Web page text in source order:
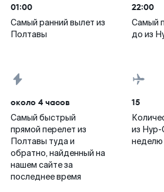
01:00
Самый ранний вылет из
Полтавы
22:00
Самый
до из
около 4 часов
Самый быстрый
прямой перелет из
Полтавы туда и
обратно, найденный на
нашем сайте за
последнее время
15
из Нур-
неделю